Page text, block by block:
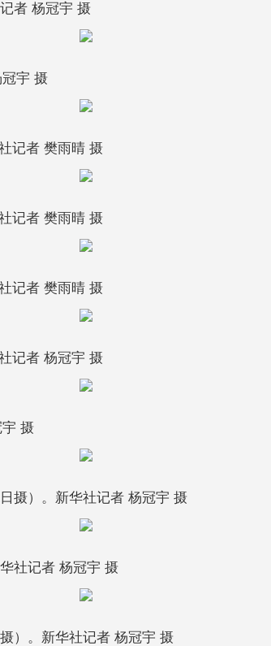
者 杨冠宇 摄
宇 摄
记者 樊雨晴 摄
记者 樊雨晴 摄
记者 樊雨晴 摄
记者 杨冠宇 摄
摄
摄）。新华社记者 杨冠宇 摄
社记者 杨冠宇 摄
）。新华社记者 杨冠宇 摄